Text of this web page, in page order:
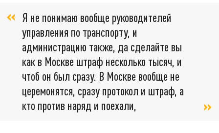
Я не понимаю вообще руководителей
управления по транспорту, и
администрацию также, да сделайте вы
как в Москве штраф несколько тысяч, и
чтоб он был сразу. В Москве вообще не
церемонятся, сразу протокол и штраф, а
кто против наряд и поехали,